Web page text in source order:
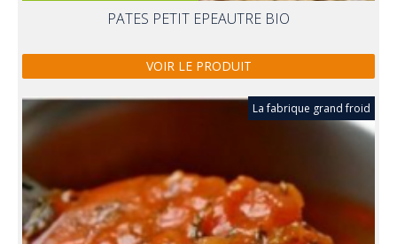
PATES PETIT EPEAUTRE BIO
VOIR LE PRODUIT
La fabrique grand froid